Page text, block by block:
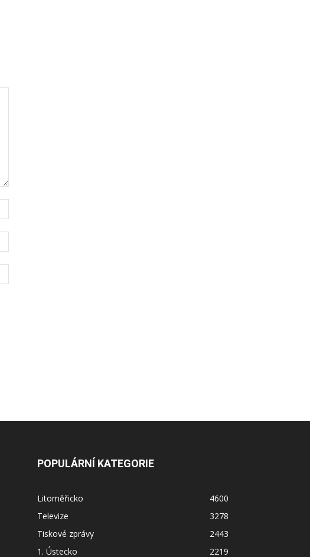
stránky:
POPULÁRNÍ KATEGORIE
Litoměřicko
4600
Televize
3278
Tiskové zprávy
2443
1. Ústecko
2219